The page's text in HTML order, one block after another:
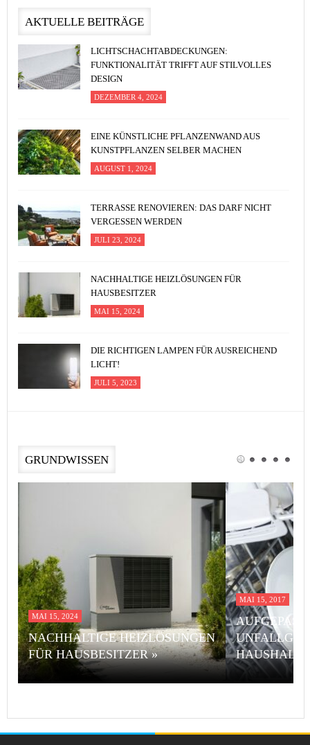
AKTUELLE BEITRÄGE
LICHTSCHACHTABDECKUNGEN:
FUNKTIONALITÄT TRIFFT AUF STILVOLLES
DESIGN
DEZEMBER 4, 2024
EINE KÜNSTLICHE PFLANZENWAND AUS
KUNSTPFLANZEN SELBER MACHEN
AUGUST 1, 2024
TERRASSE RENOVIEREN: DAS DARF NICHT
VERGESSEN WERDEN
JULI 23, 2024
NACHHALTIGE HEIZLÖSUNGEN FÜR
HAUSBESITZER
MAI 15, 2024
DIE RICHTIGEN LAMPEN FÜR AUSREICHEND
LICHT!
JULI 5, 2023
GRUNDWISSEN
MAI 15, 2024
NACHHALTIGE HEIZLÖSUNGEN
FÜR HAUSBESITZER »
MAI 15, 2017
HAUSHALT